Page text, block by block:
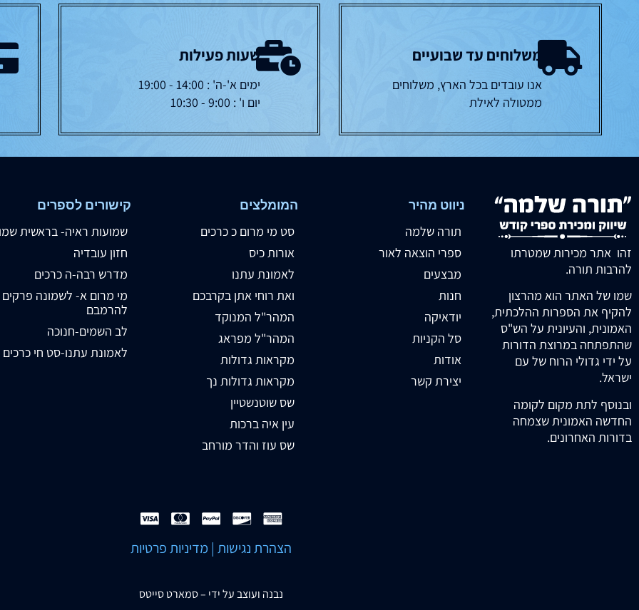
משלוחים עד שבועיים
אנו עובדים בכל הארץ, משלוחים
ממטולה לאילת
שעות פעילות
ימים א'-ה' : 14:00 - 19:00
יום ו' : 9:00 - 10:30
זהו אתר מכירות שמטרתו
להרבות תורה.
שמו של האתר הוא מהרצון
להקיף את הספרות ההלכתית,
האמונית, והעיונית על הש"ס
שהתפתחה במרוצת הדורות
על ידי גדולי הרוח של עם
ישראל.
ובנוסף לתת מקום לקומה
החדשה האמונית שצמחה
בדורות האחרונים.
ניווט מהיר
תורה שלמה
ספרי הוצאה לאור
מבצעים
חנות
יודאיקה
סל הקניות
אודות
יצירת קשר
המומלצים
סט מי מרום כ כרכים
אורות כיס
לאמונת עתנו
ואת רוחי אתן בקרבכם
המהר"ל המנוקד
המהר"ל מפראג
מקראות גדולות
מקראות גדולות נך
שס שוטנשטיין
עין איה ברכות
שס עוז והדר מורחב
קישורים לספרים
שמועות ראיה- בראשית
חזון עובדיה
מדרש רבה-ה כרכים
מי מרום א- לשמונה פרקים
להרמבם
לב השמים-חנוכה
לאמונת עתנו-סט חי כרכים
הצהרת נגישות | מדיניות פרטיות
נבנה ועוצב על ידי –סמארט סייטס